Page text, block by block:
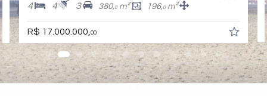
4 5 2 194, 0m²
R$ 13.000.000,